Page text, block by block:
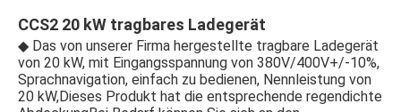
CCS2 20 kW tragbares Ladegerät
◆ Das von unserer Firma hergestellte tragbare Ladegerät
von 20 kW, mit Eingangsspannung von 380V/400V+/-10%,
Sprachnavigation, einfach zu bedienen, Nennleistung von
20 kW,Dieses Produkt hat die entsprechende regendichte